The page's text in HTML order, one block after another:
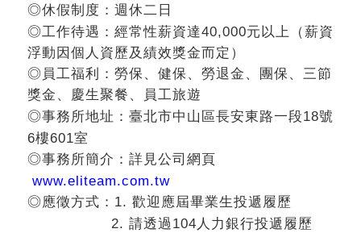
◎休假制度： 週休二日
◎工作待遇：經常性薪資達40,000元以上（薪資
浮動因個人資歷及績效獎金而定）
◎ 員工福利：勞保、健保、勞退金、團保、三節
獎金、慶生聚餐、員工旅遊
◎事務所地址：臺北市中山區長安東路一段18號
6樓601室
◎事務所簡介：詳見公司網頁
www.eliteam.com.tw
◎ 應徵方式： 1. 歡迎應屆畢業生投遞履歷
2. 請透過 104 人力銀行投遞履歷